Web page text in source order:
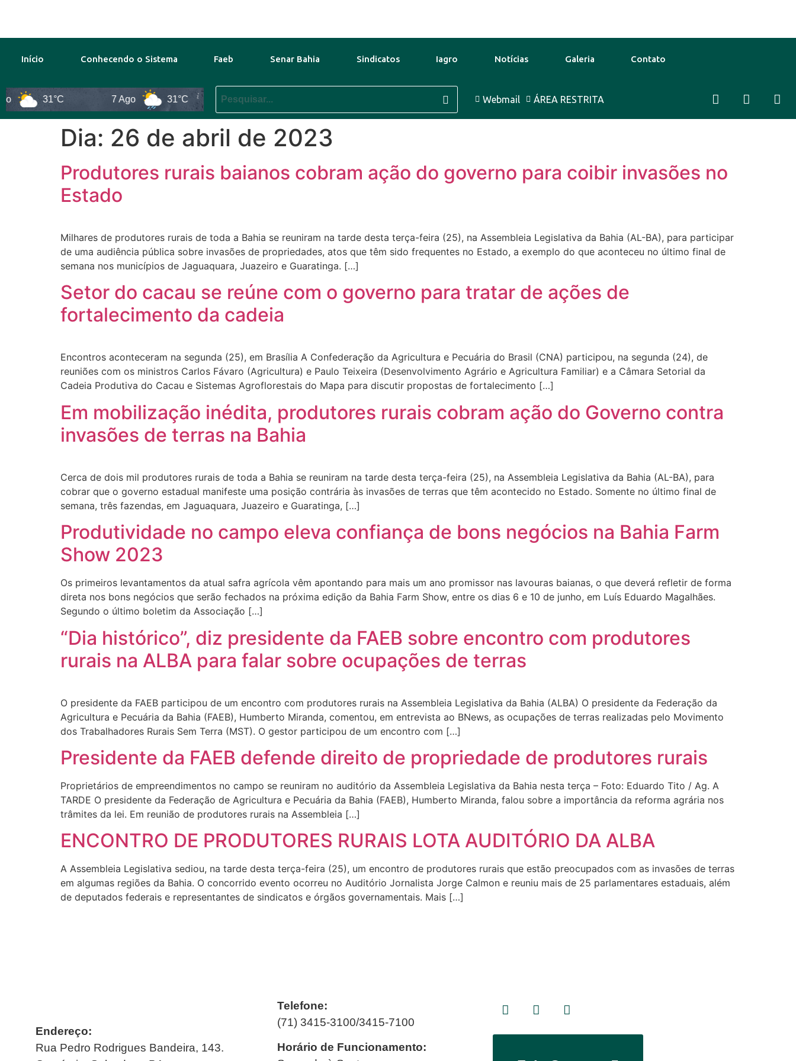
Início Conhecendo o Sistema Faeb Senar Bahia Sindicatos Iagro Notícias Galeria Contato
31°C 7 Ago 31°C 8 Ago 10 Ago 31°C 11 Ago 12 Ago 30°C
Webmail ÁREA RESTRITA
Dia: 26 de abril de 2023
Produtores rurais baianos cobram ação do governo para coibir invasões no
Estado
Milhares de produtores rurais de toda a Bahia se reuniram na tarde desta terça-feira (25), na Assembleia Legislativa da Bahia (AL-BA), para participar
de uma audiência pública sobre invasões de propriedades, atos que têm sido frequentes no Estado, a exemplo do que aconteceu no último final de
semana nos municípios de Jaguaquara, Juazeiro e Guaratinga. […]
Setor do cacau se reúne com o governo para tratar de ações de
fortalecimento da cadeia
Encontros aconteceram na segunda (25), em Brasília A Confederação da Agricultura e Pecuária do Brasil (CNA) participou, na segunda (24), de
reuniões com os ministros Carlos Fávaro (Agricultura) e Paulo Teixeira (Desenvolvimento Agrário e Agricultura Familiar) e a Câmara Setorial da
Cadeia Produtiva do Cacau e Sistemas Agroflorestais do Mapa para discutir propostas de fortalecimento […]
Em mobilização inédita, produtores rurais cobram ação do Governo contra
invasões de terras na Bahia
Cerca de dois mil produtores rurais de toda a Bahia se reuniram na tarde desta terça-feira (25), na Assembleia Legislativa da Bahia (AL-BA), para
cobrar que o governo estadual manifeste uma posição contrária às invasões de terras que têm acontecido no Estado. Somente no último final de
semana, três fazendas, em Jaguaquara, Juazeiro e Guaratinga, […]
Produtividade no campo eleva confiança de bons negócios na Bahia Farm
Show 2023
Os primeiros levantamentos da atual safra agrícola vêm apontando para mais um ano promissor nas lavouras baianas, o que deverá refletir de forma
direta nos bons negócios que serão fechados na próxima edição da Bahia Farm Show, entre os dias 6 e 10 de junho, em Luís Eduardo Magalhães.
Segundo o último boletim da Associação […]
“Dia histórico”, diz presidente da FAEB sobre encontro com produtores
rurais na ALBA para falar sobre ocupações de terras
O presidente da FAEB participou de um encontro com produtores rurais na Assembleia Legislativa da Bahia (ALBA) O presidente da Federação da
Agricultura e Pecuária da Bahia (FAEB), Humberto Miranda, comentou, em entrevista ao BNews, as ocupações de terras realizadas pelo Movimento
dos Trabalhadores Rurais Sem Terra (MST). O gestor participou de um encontro com […]
Presidente da FAEB defende direito de propriedade de produtores rurais
Proprietários de empreendimentos no campo se reuniram no auditório da Assembleia Legislativa da Bahia nesta terça – Foto: Eduardo Tito / Ag. A
TARDE O presidente da Federação de Agricultura e Pecuária da Bahia (FAEB), Humberto Miranda, falou sobre a importância da reforma agrária nos
trâmites da lei. Em reunião de produtores rurais na Assembleia […]
ENCONTRO DE PRODUTORES RURAIS LOTA AUDITÓRIO DA ALBA
A Assembleia Legislativa sediou, na tarde desta terça-feira (25), um encontro de produtores rurais que estão preocupados com as invasões de terras
em algumas regiões da Bahia. O concorrido evento ocorreu no Auditório Jornalista Jorge Calmon e reuniu mais de 25 parlamentares estaduais, além
de deputados federais e representantes de sindicatos e órgãos governamentais. Mais […]
Endereço:
Rua Pedro Rodrigues Bandeira, 143.
Telefone:
(71) 3415-3100/3415-7100
Horário de Funcionamento: